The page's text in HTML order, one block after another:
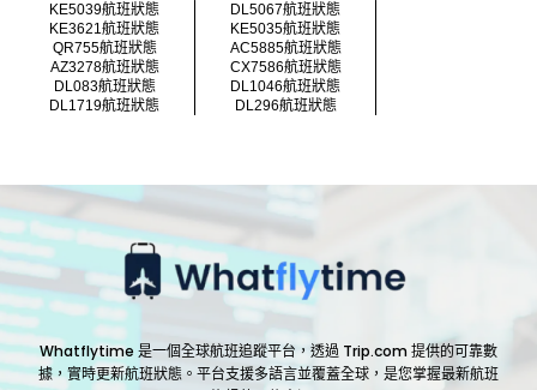
KE5039航班狀態
DL5067航班狀態
KE3621航班狀態
KE5035航班狀態
QR755航班狀態
AC5885航班狀態
AZ3278航班狀態
CX7586航班狀態
DL083航班狀態
DL1046航班狀態
DL1719航班狀態
DL296航班狀態
Whatflytime 是一個全球航班追蹤平台，透過 Trip.com 提供的可靠數
據，實時更新航班狀態。平台支援多語言並覆蓋全球，是您掌握最新航班